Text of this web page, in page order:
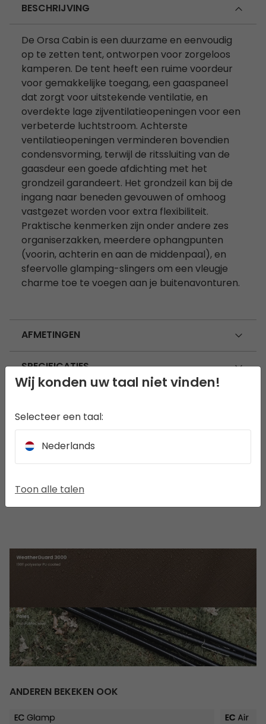
BESCHRIJVING
De Orsa Cabin is een duurzame en eenvoudig
op te zetten tent, ontworpen voor zorgeloos
kamperen. De tent heeft een ruime voordeur
voor gemakkelijke toegang, een gaaspaneel
dat zorgt voor uitstekende ventilatie, en
overdekte lage zijventilatieopeningen voor een
verbeterde luchtstroom. Achterste
ventilatieopeningen verminderen bovendien
condensvorming, terwijl de ritssluiting van de
gaasdeur een goede afdichting met het
grondzeil garandeert. Het grondzeil kan bij de
ingang naar beneden gevouwen of omhoog
vastgezet worden voor extra flexibiliteit.
Praktische kenmerken zijn onder andere zes
organiserzakken, meerdere ophangpunten
(voorin, achterin en aan de middenpaal), en
sfeervolle glamping-slingers om een vleugje
charme toe te voegen aan je buitenavonturen.
AFMETINGEN
SPECIFICATIES
FUNCTIE PICTOGRAMMEN
GEBRUIK EN VERZORGING
ANDEREN BEKEKEN OOK
Vaulen Tipi
Kullen 6
Wij konden uw taal niet vinden!
Selecteer een taal:
Nederlands
Toon alle talen